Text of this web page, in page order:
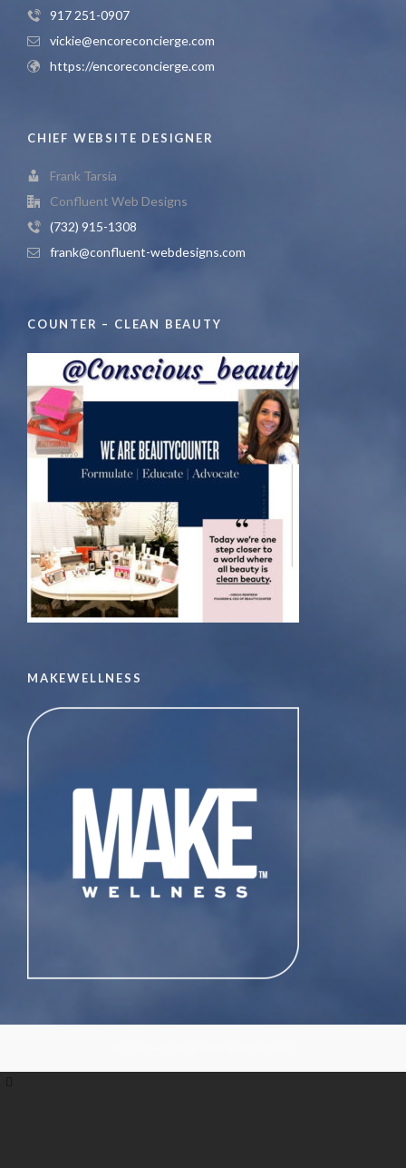
917 251-0907
vickie@encoreconcierge.com
https://encoreconcierge.com
CHIEF WEBSITE DESIGNER
Frank Tarsia
Confluent Web Designs
(732) 915-1308
frank@confluent-webdesigns.com
COUNTER – CLEAN BEAUTY
MAKEWELLNESS